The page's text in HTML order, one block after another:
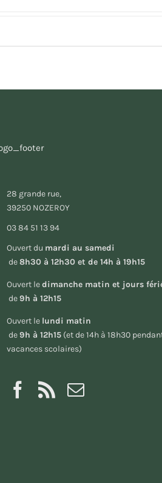
28 grande rue,
39250 NOZEROY
03 84 51 13 94
Ouvert du mardi au samedi
de8h30 à 12h30 et de 14h à 19h15
Ouvert ledimanche matin et jours
de9h à 12h15
Ouvert le lundi matin
de9h à 12h15(et de 14h à 18h30
vacances scolaires)